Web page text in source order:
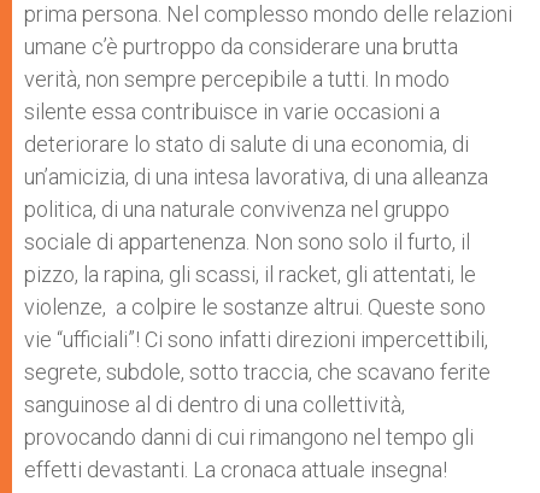
prima persona. Nel complesso mondo delle relazioni
umane c’è purtroppo da considerare una brutta
verità, non sempre percepibile a tutti. In modo
silente essa contribuisce in varie occasioni a
deteriorare lo stato di salute di una economia, di
un’amicizia, di una intesa lavorativa, di una alleanza
politica, di una naturale convivenza nel gruppo
sociale di appartenenza. Non sono solo il furto, il
pizzo, la rapina, gli scassi, il racket, gli attentati, le
violenze, a colpire le sostanze altrui. Queste sono
vie “ufficiali”! Ci sono infatti direzioni impercettibili,
segrete, subdole, sotto traccia, che scavano ferite
sanguinose al di dentro di una collettività,
provocando danni di cui rimangono nel tempo gli
effetti devastanti. La cronaca attuale insegna!